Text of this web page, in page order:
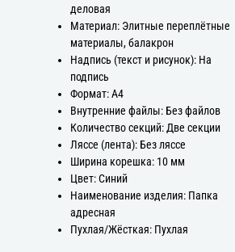
деловая
Материал: Элитные переплётные
материалы, балакрон
Надпись (текст и рисунок): На
подпись
Формат: А4
Внутренние файлы: Без файлов
Количество секций: Две секции
Ляссе (лента): Без ляссе
Ширина корешка: 10 мм
Цвет: Синий
Наименование изделия: Папка
адресная
Пухлая/Жёсткая: Пухлая